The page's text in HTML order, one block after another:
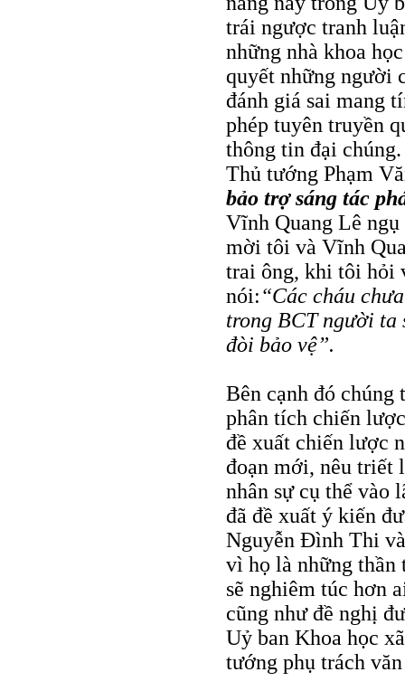
trái ngược tranh
những nhà khoa
quyết những người
đánh giá sai mang
phép tuyên truyền
thông tin đại
Thủ tướng Phạm
bảo trợ sáng tác
Vĩnh Quang Lê
mời tôi và Vĩnh
trai ông, khi tôi hỏi
nói:“Các cháu
trong BCT người ta
đòi bảo vệ”.
Bên cạnh đó
phân tích chiến
đề xuất chiến lược
đoạn mới, nêu triết
nhân sự cụ thể vào
đã đề xuất ý kiến
Nguyễn Ðình Thi
vì họ là những thần
sẽ nghiêm túc hơn
cũng như đề nghị
Uỷ ban Khoa học
tướng phụ trách